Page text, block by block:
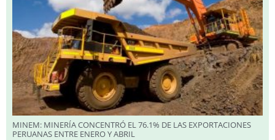
MINEM: MINERÍA CONCENTRÓ EL 76.1% DE LAS EXPORTACIONES
PERUANAS ENTRE ENERO Y ABRIL